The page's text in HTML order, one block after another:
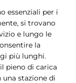
essenziali per i
si trovano
e lungo le
la
più lunghi.
pieno di carica
stazione di